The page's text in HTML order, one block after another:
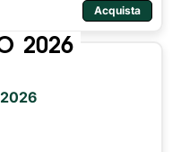
Acquista
2026